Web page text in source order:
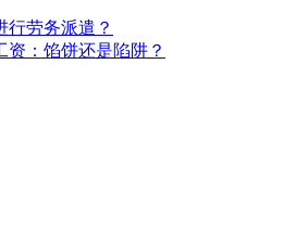
行劳务派遣？
：馅饼还是陷阱？